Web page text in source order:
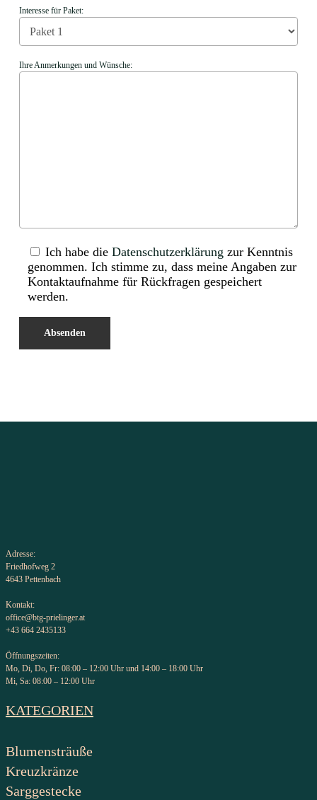
Interesse für Paket:
Ihre Anmerkungen und Wünsche:
Ich habe die Datenschutzerklärung zur Kenntnis
genommen. Ich stimme zu, dass meine Angaben zur
Kontaktaufnahme für Rückfragen gespeichert
werden.
Adresse:
Friedhofweg 2
4643 Pettenbach
Kontakt:
office@btg-prielinger.at
+43 664 2435133
Öffnungszeiten:
Mo, Di, Do, Fr: 08:00 – 12:00 Uhr und 14:00 – 18:00 Uhr
Mi, Sa: 08:00 – 12:00 Uhr
KATEGORIEN
Blumensträuße
Kreuzkränze
Sarggestecke